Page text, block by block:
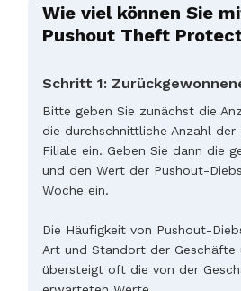
Wie viel können Sie
Pushout Theft
Schritt 1:
Bitte geben Sie zunächst die
die durchschnittliche Anzahl der
Filiale ein. Geben Sie dann die
und den Wert der Pushout-
Woche ein.
Die Häufigkeit von Pushout-
Art und Standort der Geschäfte
übersteigt oft die von der